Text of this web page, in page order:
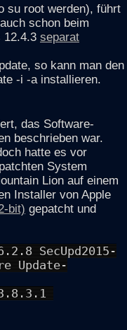
su root werden), führt
schon beim
12.4.3 separat
so kann man den
-i -a installieren.
das Software-
beschrieben war.
hatte es vor
System
Lion auf einem
Installer von Apple
bit) gepatcht und
SecUpd2015-
Update-
3.8.3.1